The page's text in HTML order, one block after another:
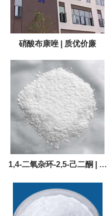
硝酸布康唑 | 质优价廉
1,4-二氧杂环-2,5-己二酮 | 乙
交酯 | 厂家直销